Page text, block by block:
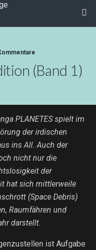
(Band 1)
PLANETES spielt im
der irdischen
ins All. Auch der
nicht nur die
der
hat sich mittlerweile
(Space Debris)
Raumfähren und
darstellt.
ist Aufgabe